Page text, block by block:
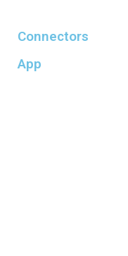
Connectors
App